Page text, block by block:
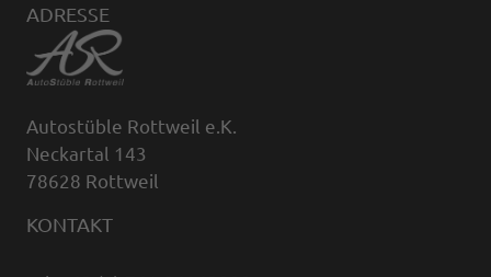
ADRESSE
Autostüble Rottweil e.K.
Neckartal 143
78628 Rottweil
KONTAKT